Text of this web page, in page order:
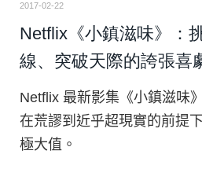
2017-02-22
Netflix《小鎮滋味》：
線、突破天際的誇張喜
Netflix 最新影集《小鎮滋味
在荒謬到近乎超現實的前提
極大值。